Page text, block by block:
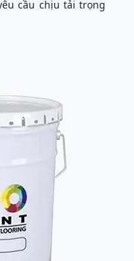
cầu chịu tải trọng